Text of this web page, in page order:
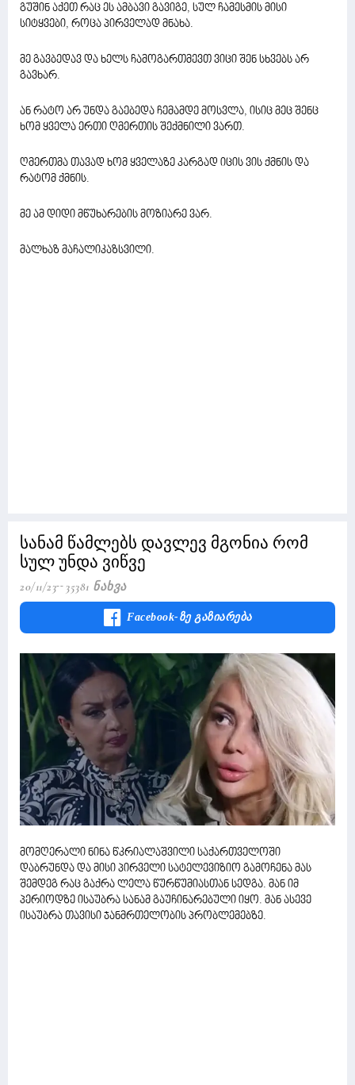
გუშინ აქეთ რაც ეს ამბავი გავიგე, სულ ჩამესმის მისი
სიტყვები, როცა პირველად მნახა.
მე გავბედავ და ხელს ჩამოგართმევთ ვიცი შენ სხვებს არ
გავხარ.
ან რატო არ უნდა გაებედა ჩემამდე მოსვლა, ისიც მეც შენც
ხომ ყველა ერთი ღმერთის შექმნილი ვართ.
ღმერთმა თავად ხომ ყველაზე კარგად იცის ვის ქმნის და
რატომ ქმნის.
მე ამ დიდი მწუხარების მოზიარე ვარ.
მალხაზ მაჩალიკაზსვილი.
სანამ წამლებს დავლევ მგონია რომ
სულ უნდა ვიწვე
20/11/23 35381 Ნახვა
Facebook-Ზე Გაზიარება
მომღერალი ნინა წკრიალაშვილი საქართველოში
დაბრუნდა და მისი პირველი სატელევიზიო გამოჩენა მას
შემდეგ რაც გაქრა ლელა წურწუმიასთან სედგა. მან იმ
პერიოდზე ისაუბრა სანამ გაუჩინარებული იყო. მან ასევე
ისაუბრა თავისი ჯანმრთელობის პრობლემებზე.